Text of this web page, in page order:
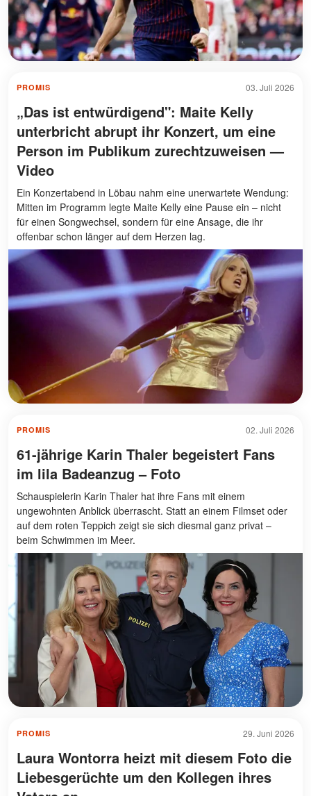
03. Juli 2026
PROMIS
„Das ist entwürdigend": Maite Kelly
unterbricht abrupt ihr Konzert, um eine
Person im Publikum zurechtzuweisen —
Video
Ein Konzertabend in Löbau nahm eine unerwartete Wendung:
Mitten im Programm legte Maite Kelly eine Pause ein – nicht
für einen Songwechsel, sondern für eine Ansage, die ihr
offenbar schon länger auf dem Herzen lag.
02. Juli 2026
PROMIS
61-jährige Karin Thaler begeistert Fans
im lila Badeanzug – Foto
Schauspielerin Karin Thaler hat ihre Fans mit einem
ungewohnten Anblick überrascht. Statt an einem Filmset oder
auf dem roten Teppich zeigt sie sich diesmal ganz privat –
beim Schwimmen im Meer.
29. Juni 2026
PROMIS
Laura Wontorra heizt mit diesem Foto die
Liebesgerüchte um den Kollegen ihres